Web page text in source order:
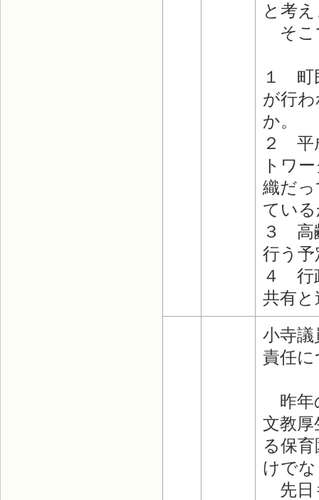
と考
そこ
１ 町
が行
か。
２ 平
トワ
織だ
てい
３ 高
行う
４ 行
共有
小寺
責任
昨年
文教
る保
けで
先日